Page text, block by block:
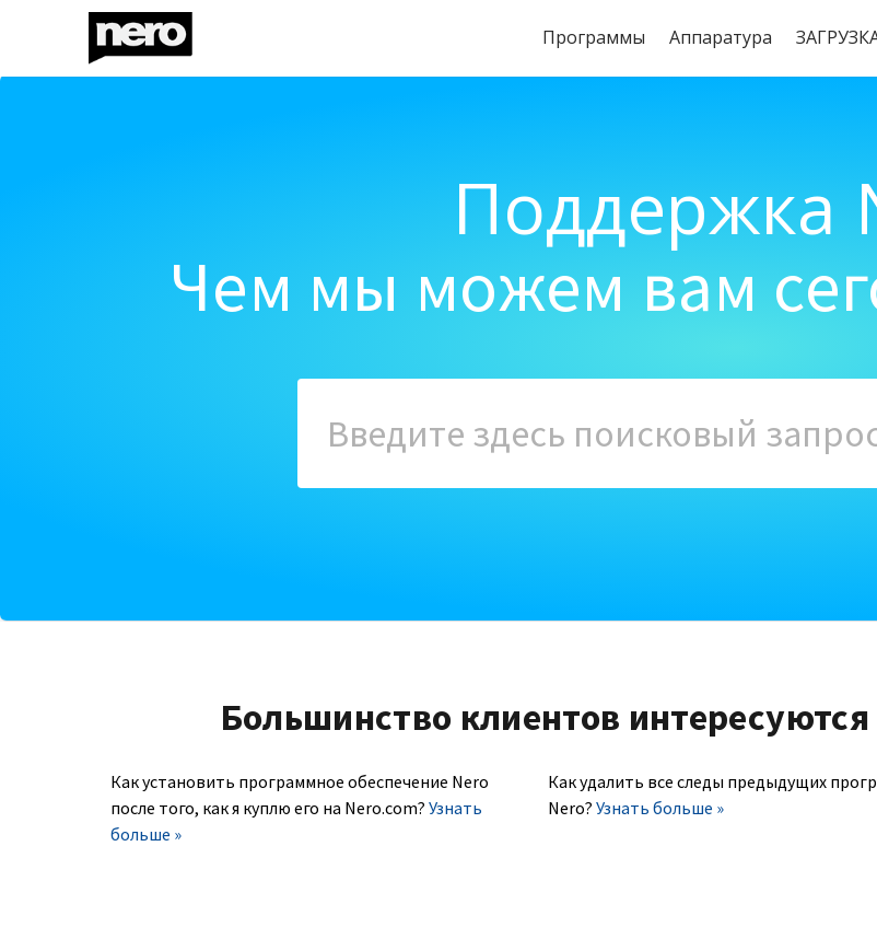
Программы Aппаратура
Поддержка
Чем мы можем вам
Большинство клиентов
Как установить программное обеспечение Nero
после того, как я куплю его на Nero.com? Узнать
больше »
Как удалить все следы предыдущих
Nero? Узнать больше »